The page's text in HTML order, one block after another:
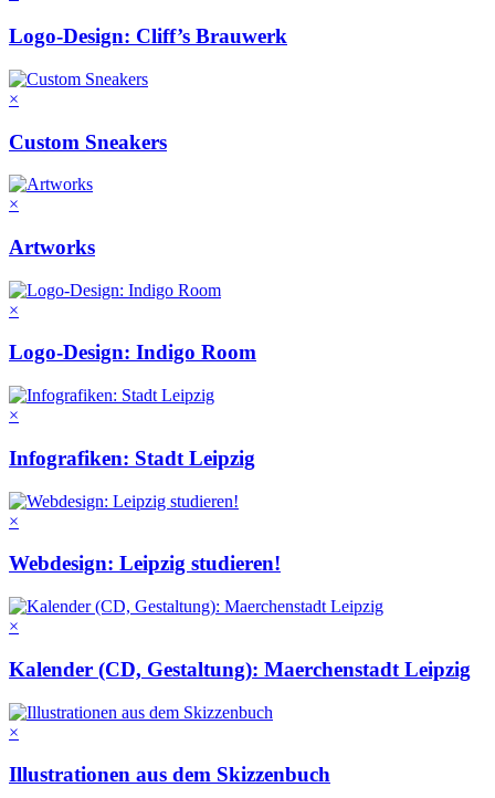
Logo-Design: Cliff’s Brauwerk
×
Custom Sneakers
×
Artworks
×
Logo-Design: Indigo Room
×
Infografiken: Stadt Leipzig
×
Webdesign: Leipzig studieren!
×
Kalender (CD, Gestaltung): Maerchenstadt Leipzig
×
Illustrationen aus dem Skizzenbuch